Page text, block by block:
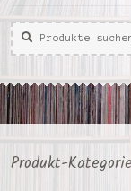
Suche
nach:
Suche
Produkt-